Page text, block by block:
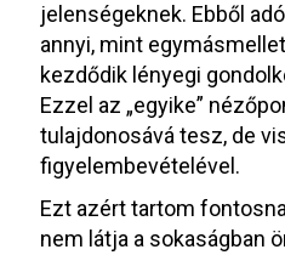
jelenségeknek. Ebből
annyi, mint
kezdődik lényegi
Ezzel az „egyike”
tulajdonosává tesz, de
figyelembevételével.
Ezt azért tartom
nem látja a sokaságban